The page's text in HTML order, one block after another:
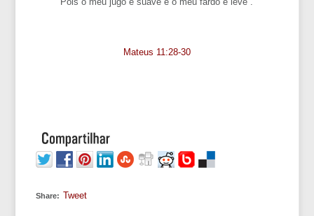
Mateus 11:28-30
Share: Tweet